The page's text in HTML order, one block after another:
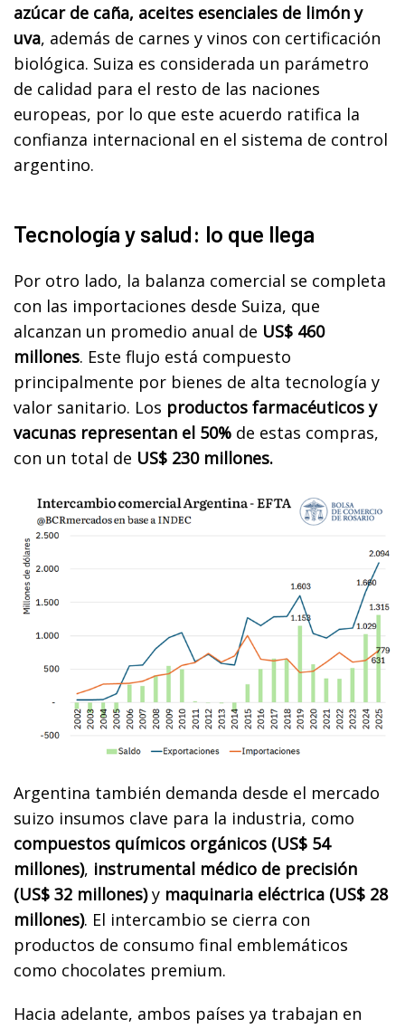
azúcar de caña, aceites esenciales de limón y
uva, además de carnes y vinos con certificación
biológica. Suiza es considerada un parámetro
de calidad para el resto de las naciones
europeas, por lo que este acuerdo ratifica la
confianza internacional en el sistema de control
argentino.
Tecnología y salud: lo que llega
Por otro lado, la balanza comercial se completa
con las importaciones desde Suiza, que
alcanzan un promedio anual de US$ 460
millones. Este flujo está compuesto
principalmente por bienes de alta tecnología y
valor sanitario. Los productos farmacéuticos y
vacunas representan el 50% de estas compras,
con un total de US$ 230 millones.
Argentina también demanda desde el mercado
suizo insumos clave para la industria, como
compuestos químicos orgánicos (US$ 54
millones), instrumental médico de precisión
(US$ 32 millones)y maquinaria eléctrica (US$ 28
millones). El intercambio se cierra con
productos de consumo final emblemáticos
como chocolates premium.
Hacia adelante, ambos países ya trabajan en